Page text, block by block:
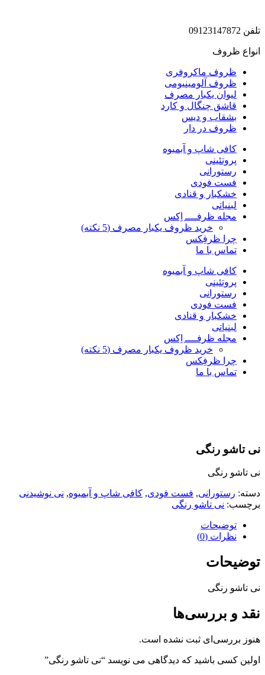
تلفن 09123147872
انواع ظروف
ظروف ماکروفری
ظروف آلومینیومی
لیوان یکبار مصرف
قاشق چنگال و کارد
بشقاب و دیس
ظروف در دار
کافی شاپ و آبمیوه
پروتئینی
رستورانی
فست فودی
خشکبار و قنادی
لبنیاتی
مجله ظرفــــ اِکس
خرید ظروف یکبار مصرف (5 نکته)
چرا ظرفِکس
تماس با ما
کافی شاپ و آبمیوه
پروتئینی
رستورانی
فست فودی
خشکبار و قنادی
لبنیاتی
مجله ظرفــــ اِکس
خرید ظروف یکبار مصرف (5 نکته)
چرا ظرفِکس
تماس با ما
نی تاشو رنگی
نی تاشو رنگی
دسته: رستورانی, فست فودی, کافی شاپ و آبمیوه, نی نوشیدنی
برچسب: نی تاشو رنگی
توضیحات
نظرات (0)
توضیحات
نی تاشو رنگی
نقد و بررسی‌ها
هنوز بررسی‌ای ثبت نشده است.
اولین کسی باشید که دیدگاهی می نویسد “نی تاشو رنگی”